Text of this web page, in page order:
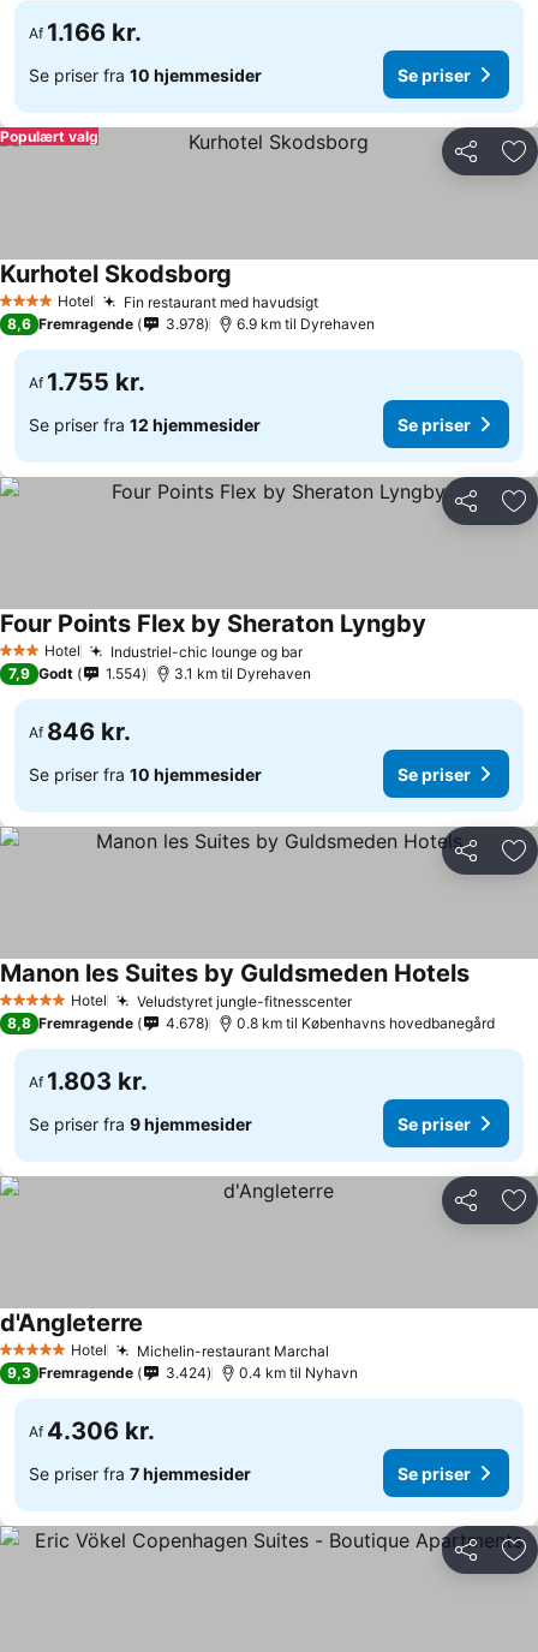
Af 1.166 kr.
Se priser fra 10 hjemmesider Se priser
Del
Populært valg
4 StjernerHotel Fin restaurant med havudsigtSe priser
Kurhotel Skodsborg
8,6 Fremragende 3.978 6.9 km til Dyrehaven
Af 1.755 kr.
Se priser fra 12 hjemmesider Se priser
Del
3 StjernerHotel Industriel-chic lounge og barSe priser
Four Points Flex by Sheraton Lyngby
7,9 Godt 1.554 3.1 km til Dyrehaven
Af 846 kr.
Se priser fra 10 hjemmesider Se priser
Del
5 Stjerner Hotel Veludstyret jungle-fitnesscenterSe priser
Manon les Suites by Guldsmeden HotelsSe
8,8 Fremragende 4.678 0.8 km til Københavns hovedbanegård
Af 1.803 kr.
Se priser fra 9 hjemmesider Se priser
Del
5 Stjerner Hotel Michelin-restaurant Marchal
d'Angleterre
9,3 Fremragende 3.424 0.4 km til Nyhavn
Af 4.306 kr.
Se priser fra 7 hjemmesider Se priser
Del